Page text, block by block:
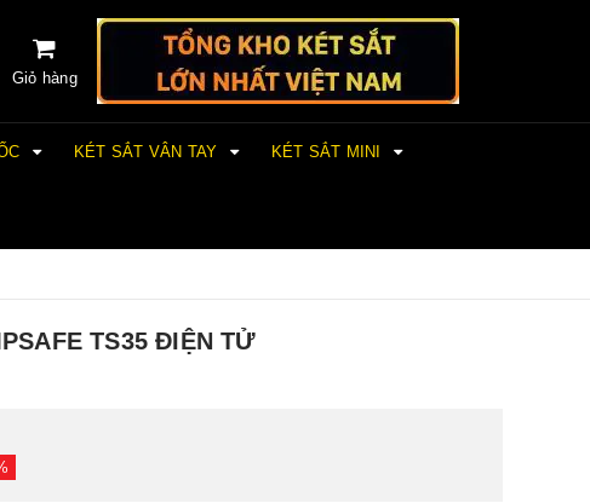
Giỏ hàng
KÉT SẮT VÂN TAY KÉT SẮT MINI
TS35 ĐIỆN TỬ